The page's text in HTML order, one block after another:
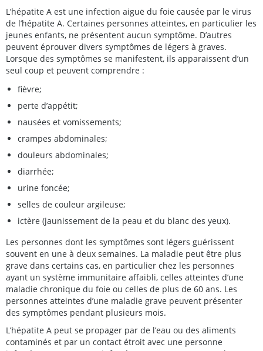
L’hépatite A est une infection aiguë du foie causée par le virus
de l’hépatite A. Certaines personnes atteintes, en particulier les
jeunes enfants, ne présentent aucun symptôme. D’autres
peuvent éprouver divers symptômes de légers à graves.
Lorsque des symptômes se manifestent, ils apparaissent d’un
seul coup et peuvent comprendre :
fièvre;
perte d’appétit;
nausées et vomissements;
crampes abdominales;
douleurs abdominales;
diarrhée;
urine foncée;
selles de couleur argileuse;
ictère (jaunissement de la peau et du blanc des yeux).
Les personnes dont les symptômes sont légers guérissent
souvent en une à deux semaines. La maladie peut être plus
grave dans certains cas, en particulier chez les personnes
ayant un système immunitaire affaibli, celles atteintes d’une
maladie chronique du foie ou celles de plus de 60 ans. Les
personnes atteintes d’une maladie grave peuvent présenter
des symptômes pendant plusieurs mois.
L’hépatite A peut se propager par de l’eau ou des aliments
contaminés et par un contact étroit avec une personne